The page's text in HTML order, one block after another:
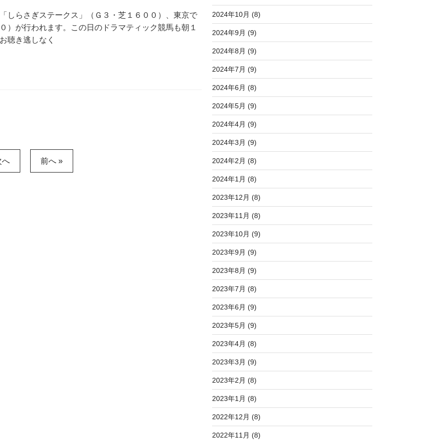
しらさぎステークス」（Ｇ３・芝１６００）、東京で
）が行われます。この日のドラマティック競馬も朝１
聴き逃しなく
へ 前へ »
2024年10月 (8)
2024年9月 (9)
2024年8月 (9)
2024年7月 (9)
2024年6月 (8)
2024年5月 (9)
2024年4月 (9)
2024年3月 (9)
2024年2月 (8)
2024年1月 (8)
2023年12月 (8)
2023年11月 (8)
2023年10月 (9)
2023年9月 (9)
2023年8月 (9)
2023年7月 (8)
2023年6月 (9)
2023年5月 (9)
2023年4月 (8)
2023年3月 (9)
2023年2月 (8)
2023年1月 (8)
2022年12月 (8)
2022年11月 (8)